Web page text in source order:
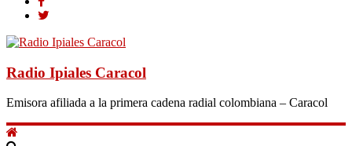
Radio Ipiales Caracol
Emisora afiliada a la primera cadena radial colombiana – Caracol